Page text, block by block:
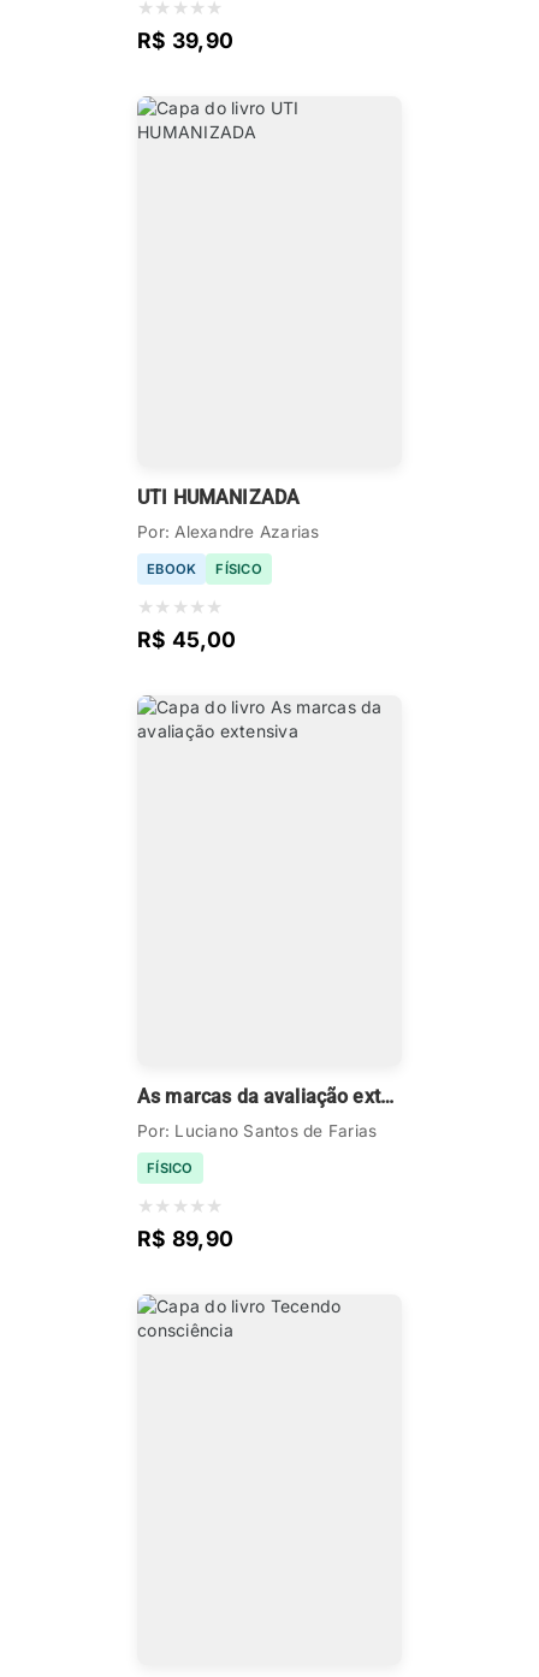
★ ★ ★ ★ ★
R$ 39,90
UTI HUMANIZADA
Por: Alexandre Azarias
EBOOK FÍSICO
★ ★ ★ ★ ★
R$ 45,00
As marcas da avaliação extensiva
Por: Luciano Santos de Farias
FÍSICO
★ ★ ★ ★ ★
R$ 89,90